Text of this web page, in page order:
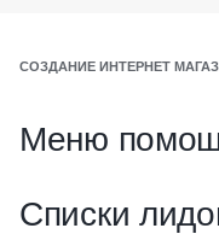
СОЗДАНИЕ ИНТЕРНЕТ
Меню
Списки